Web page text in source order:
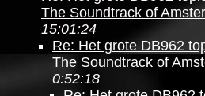
The Soundtrack of
15:01:24
Re: Het grote DB962
The Soundtrack of
0:52:18